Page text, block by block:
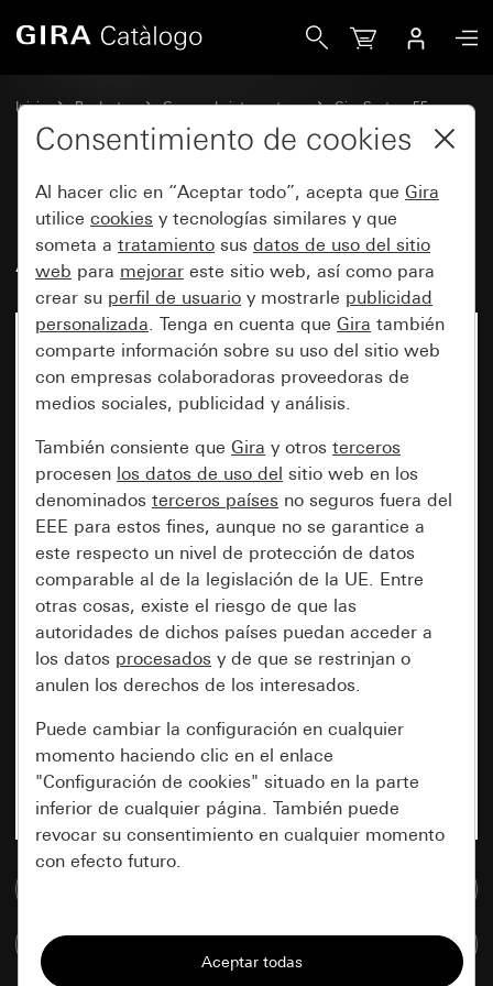
Inicio Productos Gamas de interruptores
Gira System 55
Bases de enchufe
Base de enchufe SCHUKO de 16
A 250 V~ System 55
Consentimiento de cookies
Al hacer clic en “Aceptar todo”, acepta que Gira
utilice cookies y tecnologías similares y que
someta a tratamiento sus datos de uso del sitio
web para mejorar este sitio web, así como para
crear su perfil de usuario y mostrarle publicidad
personalizada. Tenga en cuenta que Gira también
comparte información sobre su uso del sitio web
con empresas colaboradoras proveedoras de
medios sociales, publicidad y análisis.
También consiente que Gira y otros terceros
procesen los datos de uso del sitio web en los
denominados terceros países no seguros fuera del
EEE para estos fines, aunque no se garantice a
este respecto un nivel de protección de datos
comparable al de la legislación de la UE. Entre
otras cosas, existe el riesgo de que las
autoridades de dichos países puedan acceder a
los datos procesados y de que se restrinjan o
anulen los derechos de los interesados.
Puede cambiar la configuración en cualquier
momento haciendo clic en el enlace
"Configuración de cookies" situado en la parte
inferior de cualquier página. También puede
revocar su consentimiento en cualquier momento
con efecto futuro.
Todas las cookies que necesitamos para